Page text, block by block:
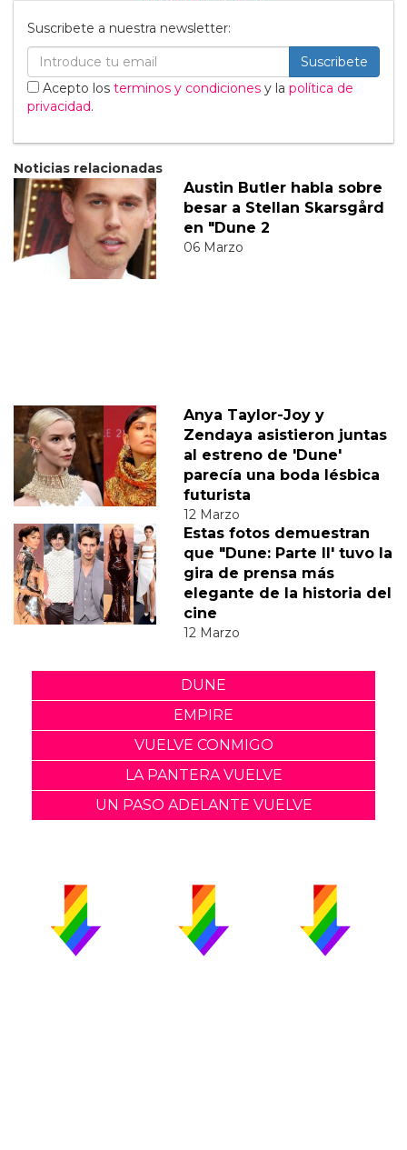
Suscribete a nuestra newsletter:
Suscribete
Acepto los terminos y condiciones y la política de
privacidad.
Noticias relacionadas
Austin Butler habla sobre
besar a Stellan Skarsgård
en "Dune 2
06 Marzo
Anya Taylor-Joy y
Zendaya asistieron juntas
al estreno de 'Dune'
parecía una boda lésbica
futurista
12 Marzo
Estas fotos demuestran
que "Dune: Parte II' tuvo la
gira de prensa más
elegante de la historia del
cine
12 Marzo
DUNE
EMPIRE
VUELVE CONMIGO
LA PANTERA VUELVE
UN PASO ADELANTE VUELVE